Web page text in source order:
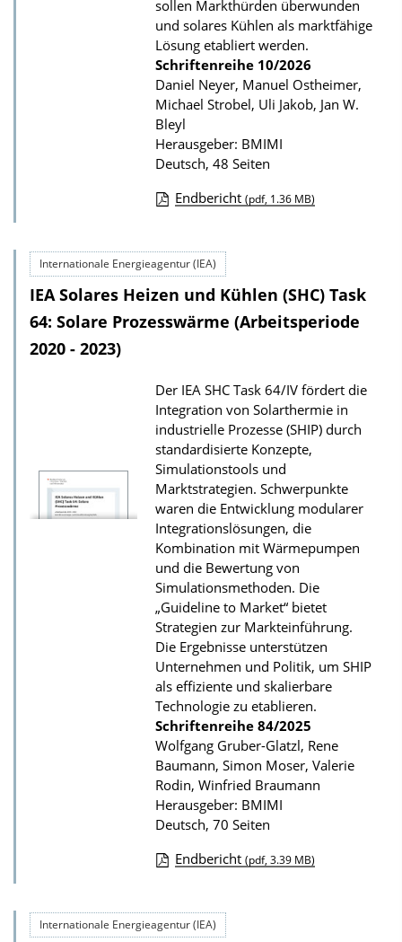
t
i
o
n
sollen Markthürden überwunden
und solares Kühlen als marktfähige
Lösung etabliert werden.
Schriftenreihe 10/2026
Daniel Neyer, Manuel Ostheimer,
Michael Strobel, Uli Jakob, Jan W.
Bleyl
Herausgeber: BMIMI
Deutsch, 48 Seiten
w
n
l
d
s
z
u
r
P
u
b
l
i
k
a
t
i
o
n
Endbericht (pdf, 1.36 MB)
Internationale Energieagentur (IEA)
IEA Solares Heizen und Kühlen (SHC) Task
64: Solare Prozesswärme (Arbeitsperiode
2020 - 2023)
Der IEA SHC Task 64/IV fördert die
Integration von Solarthermie in
industrielle Prozesse (SHIP) durch
standardisierte Konzepte,
Simulationstools und
Marktstrategien. Schwerpunkte
waren die Entwicklung modularer
Integrationslösungen, die
Kombination mit Wärmepumpen
und die Bewertung von
Simulationsmethoden. Die
„Guideline to Market“ bietet
Strategien zur Markteinführung.
Die Ergebnisse unterstützen
Unternehmen und Politik, um SHIP
als effiziente und skalierbare
Technologie zu etablieren.
Schriftenreihe 84/2025
Wolfgang Gruber-Glatzl, Rene
Baumann, Simon Moser, Valerie
Rodin, Winfried Braumann
Herausgeber: BMIMI
Deutsch, 70 Seiten
w
Endbericht (pdf, 3.39 MB)
Internationale Energieagentur (IEA)